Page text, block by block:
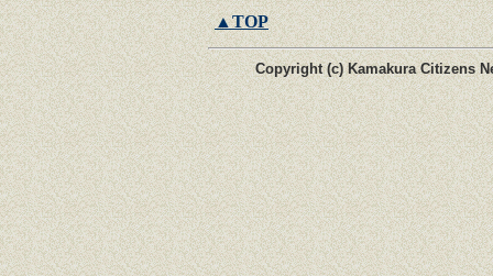
▲TOP
Copyright (c) Kamakura Citizens